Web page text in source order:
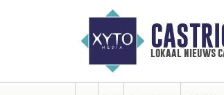
lokaal nieuws